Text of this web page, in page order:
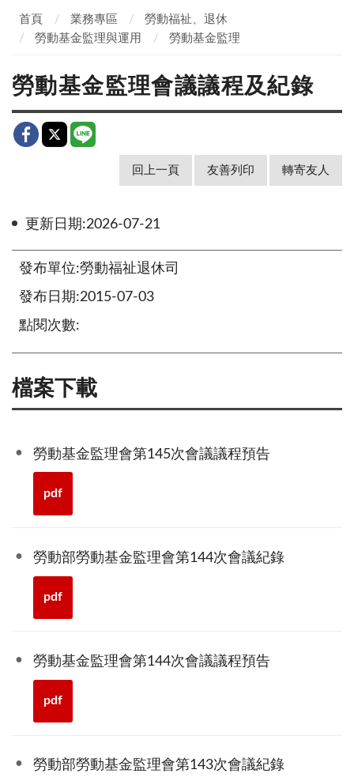
首頁 業務專區
勞動福祉、退休
勞動基金監理與運用
勞動基金監理
勞動基金監理會議議程及紀錄
回上一頁 友善列印 轉寄友人
更新日期:2026-07-21
發布單位:勞動福祉退休司
發布日期:2015-07-03
點閱次數:
檔案下載
勞動基金監理會第145次會議議程預告
pdf
勞動部勞動基金監理會第144次會議紀錄
pdf
勞動基金監理會第144次會議議程預告
pdf
勞動部勞動基金監理會第143次會議紀錄